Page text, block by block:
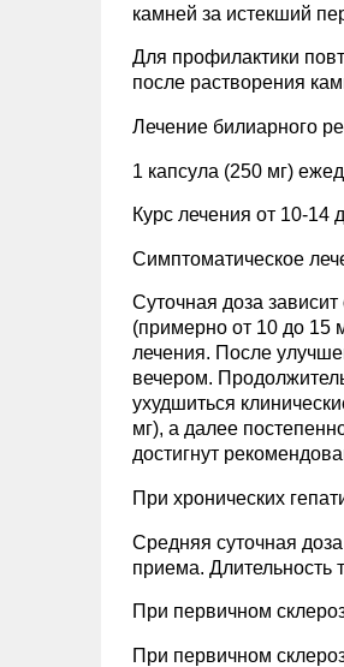
камней за истекший
Для профилактики
после растворения
Лечение билиарного
1 капсула (250 мг)
Курс лечения от 10-14
Симптоматическое
Суточная доза
(примерно от 10 до 15
лечения. После
вечером.
ухудшиться
мг), а далее
достигнут
При хронических
Средняя суточная
приема. Длительность
При первичном
При первичном